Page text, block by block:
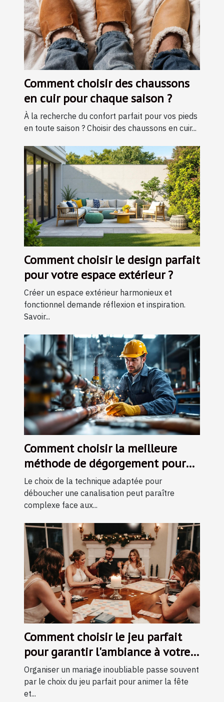
Comment choisir des chaussons
en cuir pour chaque saison ?
À la recherche du confort parfait pour vos pieds
en toute saison ? Choisir des chaussons en cuir...
Comment choisir le design parfait
pour votre espace extérieur ?
Créer un espace extérieur harmonieux et
fonctionnel demande réflexion et inspiration.
Savoir...
Comment choisir la meilleure
méthode de dégorgement pour
vos canalisations ?
Le choix de la technique adaptée pour
déboucher une canalisation peut paraître
complexe face aux...
Comment choisir le jeu parfait
pour garantir l'ambiance à votre
mariage ?
Organiser un mariage inoubliable passe souvent
par le choix du jeu parfait pour animer la fête
et...